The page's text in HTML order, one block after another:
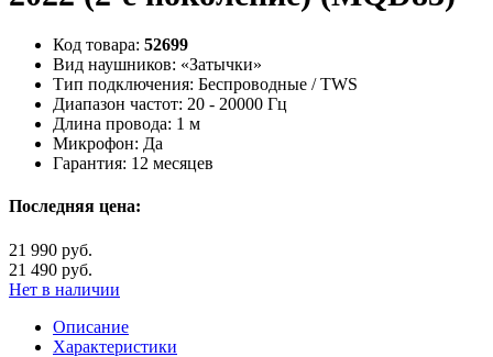
Код товара: 52699
Вид наушников: «Затычки»
Тип подключения: Беспроводные / TWS
Диапазон частот: 20 - 20000 Гц
Длина провода: 1 м
Микрофон: Да
Гарантия: 12 месяцев
Последняя цена:
21 990 руб.
21 490 руб.
Нет в наличии
Описание
Характеристики